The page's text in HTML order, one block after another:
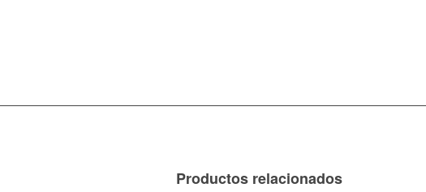
Productos relacionados